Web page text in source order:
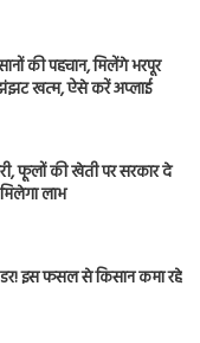
की पहचान, मिलेंगे भरपूर
झंझट खत्म, ऐसे करें अप्लाई
फूलों की खेती पर सरकार दे
लाभ
इस फसल से किसान कमा रहे